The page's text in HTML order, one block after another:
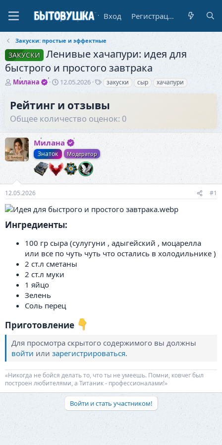
Вход Регистрация
Закуски: простые и эффектные
ЗАКУСКИ
Ленивые хачапури: идея для
быстрого и простого завтрака
А
о
р
е
м
ы
Милана
Д
а
н
ч
а
л
а
12.05.2026
Т
и
закуски сыр хачапури
Рейтинг и отзывы
Общее количество оценок: 0
Милана
Знаток Модератор
12.05.2026 #1
Ингредиенты:​
100 гр сыра (сулугуни , адыгейский , моцарелла
или все по чуть чуть что остались в холодильнике )
2 ст.л сметаны
2 ст.л муки
1 яйцо
Зелень
Соль перец
Приготовление
Для просмотра скрытого содержимого вы должны
войти или зарегистрироваться.
«Никогда не бойся делать то, что ты не умеешь. Помни, ковчег был
построен любителями, а Титаник - профессионалами!»
Войти и стать участником!